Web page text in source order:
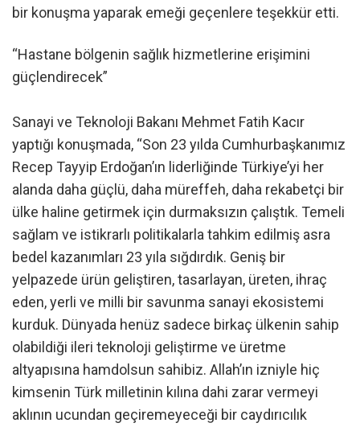
bir konuşma yaparak emeği geçenlere teşekkür etti.
“Hastane bölgenin sağlık hizmetlerine erişimini
güçlendirecek”
Sanayi ve Teknoloji Bakanı Mehmet Fatih Kacır
yaptığı konuşmada, “Son 23 yılda Cumhurbaşkanımız
Recep Tayyip Erdoğan’ın liderliğinde Türkiye’yi her
alanda daha güçlü, daha müreffeh, daha rekabetçi bir
ülke haline getirmek için durmaksızın çalıştık. Temeli
sağlam ve istikrarlı politikalarla tahkim edilmiş asra
bedel kazanımları 23 yıla sığdırdık. Geniş bir
yelpazede ürün geliştiren, tasarlayan, üreten, ihraç
eden, yerli ve milli bir savunma sanayi ekosistemi
kurduk. Dünyada henüz sadece birkaç ülkenin sahip
olabildiği ileri teknoloji geliştirme ve üretme
altyapısına hamdolsun sahibiz. Allah’ın izniyle hiç
kimsenin Türk milletinin kılına dahi zarar vermeyi
aklının ucundan geçiremeyeceği bir caydırıcılık